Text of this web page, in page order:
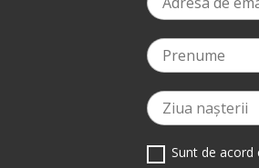
Sunt de acord